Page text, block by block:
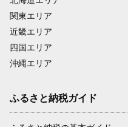
関東エリア
近畿エリア
四国エリア
沖縄エリア
ふるさと納税ガイド